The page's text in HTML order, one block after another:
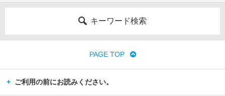
キーワード検索
PAGE TOP
ご利用の前にお読みください。